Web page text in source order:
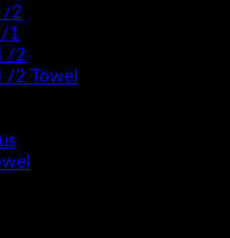
/2
/1
/2
/2 Towel